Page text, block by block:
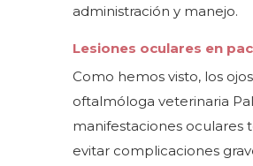
administración y manejo.
Lesiones oculares en
Como hemos visto, los
oftalmóloga veterinaria
manifestaciones oculares
evitar complicaciones